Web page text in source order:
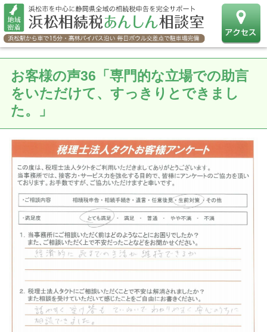
お客様の声36「専門的な立場での助言
をいただけて、すっきりとできまし
た。」